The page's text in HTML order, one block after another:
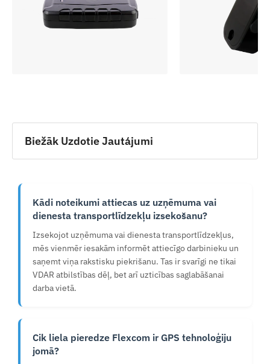
Biežāk Uzdotie Jautájumi
Kādi noteikumi attiecas uz uzņēmuma vai
dienesta transportlīdzekļu izsekošanu?
Izsekojot uzņēmuma vai dienesta transportlīdzekļus,
mēs vienmēr iesakām informēt attiecīgo darbinieku un
saņemt viņa rakstisku piekrišanu. Tas ir svarīgi ne tikai
VDAR atbilstības dēļ, bet arī uzticības saglabāšanai
darba vietā.
Cik liela pieredze Flexcom ir GPS tehnoloģiju
jomā?